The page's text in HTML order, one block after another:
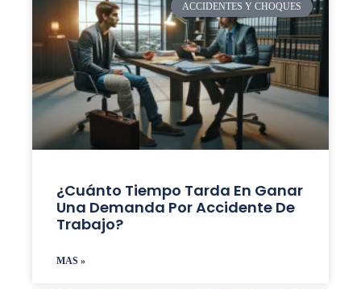
ACCIDENTES Y CHOQUES
¿Cuánto Tiempo Tarda En Ganar
Una Demanda Por Accidente De
Trabajo?
MAS »